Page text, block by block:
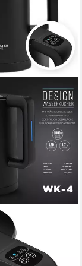
Wasserkocher
BL, 1.7 l, 1800